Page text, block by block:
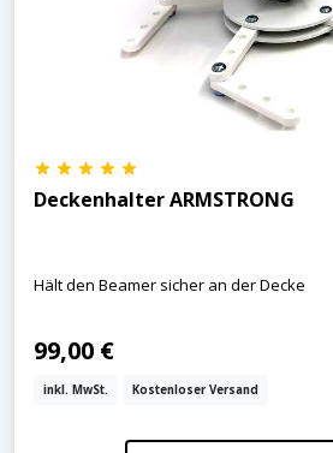
Deckenhalter ARMSTRONG
Hält den Beamer sicher an der Decke
99,00 €
inkl. MwSt. Kostenloser Versand